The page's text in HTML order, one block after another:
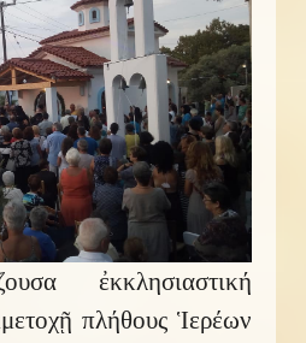
ἐκκλησιαστική
πλήθους Ἱερέων